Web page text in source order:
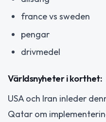
france vs sweden
pengar
drivmedel
Världsnyheter i korthet:
USA och Iran inleder
Qatar om